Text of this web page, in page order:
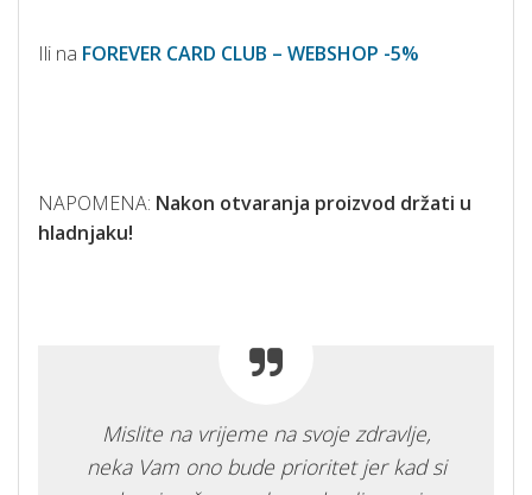
Ili na FOREVER CARD CLUB – WEBSHOP -5%
NAPOMENA: Nakon otvaranja proizvod držati u
hladnjaku!
Mislite na vrijeme na svoje zdravlje,
neka Vam ono bude prioritet jer kad si